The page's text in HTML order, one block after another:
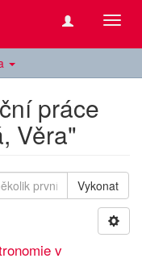
práce
Věra"
Vykonat
v